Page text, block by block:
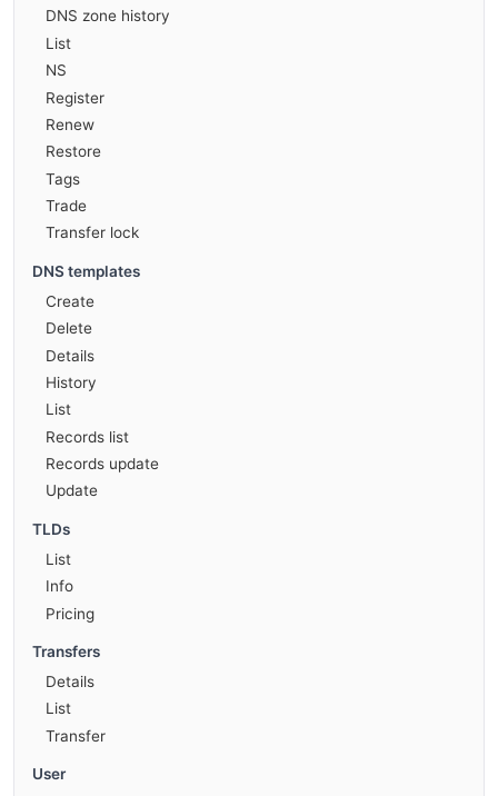
DNS zone history
List
NS
Register
Renew
Restore
Tags
Trade
Transfer lock
DNS templates
Create
Delete
Details
History
List
Records list
Records update
Update
TLDs
List
Info
Pricing
Transfers
Details
List
Transfer
User